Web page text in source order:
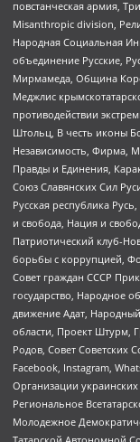
повстанческая армия,
Misanthropic division,
Народная Социальная
объединение Русские,
Мирмамеда, Община
Меджлис
противодействии
Штольц, В честь иконы
Независимость, Фирма,
Правды и Единения,
Союз Славянских Сил
Русская республика
и свобода, Нация и
Патриотический клуб-
борьбы с коррупцией,
Совет граждан СССР
государство, Народное
движение Адат,
области, Проект Штурм,
Родов, Совет Советских
Facebook, Instagram,
Организации
Региональное
Молодежное